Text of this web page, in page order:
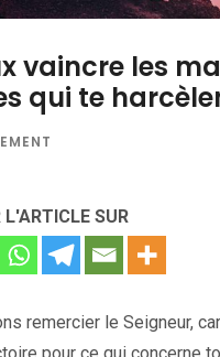
vaincre les
qui te
L'ARTICLE SUR
remercier le Seigneur,